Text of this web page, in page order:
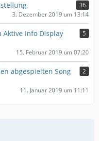
36
3. Dezember 2019 um 13:14
Aktive Info Display
5
15. Februar 2019 um 07:20
abgespielten Song
2
11. Januar 2019 um 11:11